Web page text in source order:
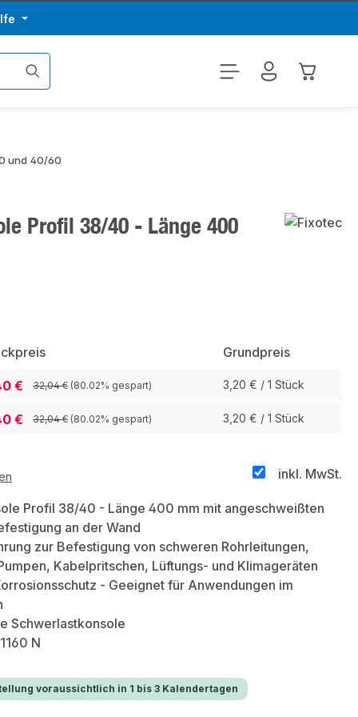
und 40/60
Profil 38/40 - Länge 400
Grundpreis
€ 32,04 € (80.02% gespart) 3,20 € / 1 Stück
€ 32,04 € (80.02% gespart) 3,20 € / 1 Stück
inkl. MwSt.
Profil 38/40 - Länge 400 mm mit angeschweißten
an der Wand
zur Befestigung von schweren Rohrleitungen,
Kabelpritschen, Lüftungs- und Klimageräten
- Geeignet für Anwendungen im
Schwerlastkonsole
N
voraussichtlich in 1 bis 3 Kalendertagen